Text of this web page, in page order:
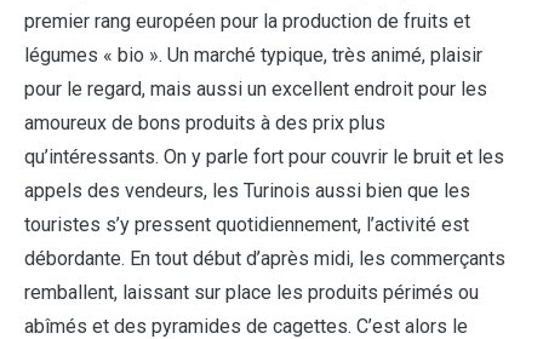
premier rang européen pour la production de fruits et
légumes « bio ». Un marché typique, très animé, plaisir
pour le regard, mais aussi un excellent endroit pour les
amoureux de bons produits à des prix plus
qu’intéressants. On y parle fort pour couvrir le bruit et les
appels des vendeurs, les Turinois aussi bien que les
touristes s’y pressent quotidiennement, l’activité est
débordante. En tout début d’après midi, les commerçants
remballent, laissant sur place les produits périmés ou
abîmés et des pyramides de cagettes. C’est alors le